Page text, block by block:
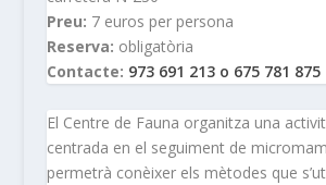
Preu: 7 euros per persona
Reserva: obligatòria
Contacte: 973 691 213 o 675 781 875
El Centre de Fauna organitza una
centrada en el seguiment de
permetrà conèixer els mètodes que